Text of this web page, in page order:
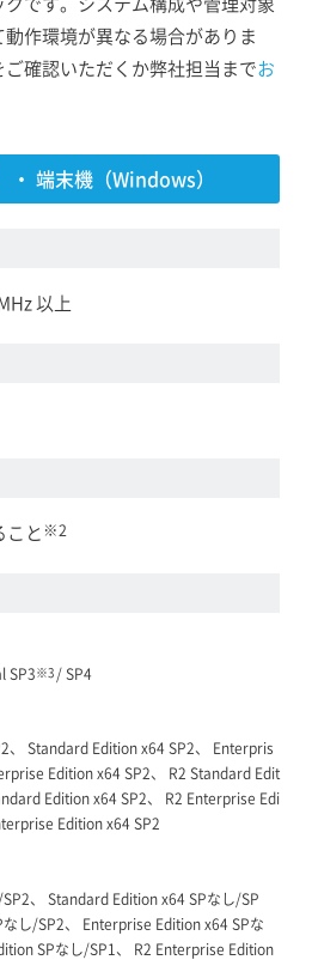
作環境が異なる場合がありま
ご確認いただくか弊社担当までお
端末機（Windows）
以上
と ※2
SP3※3 / SP4
、 Standard Edition x64 SP2、 Enterpris
Edition x64 SP2、 R2 Standard Edit
Edition x64 SP2、 R2 Enterprise Edi
Edition x64 SP2
、 Standard Edition x64 SPなし/SP
し/SP2、 Enterprise Edition x64 SPな
SPなし/SP1、 R2 Enterprise Edition